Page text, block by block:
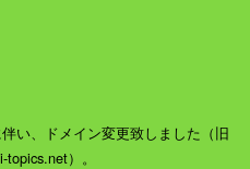
い、ドメイン変更致しました（旧
）。